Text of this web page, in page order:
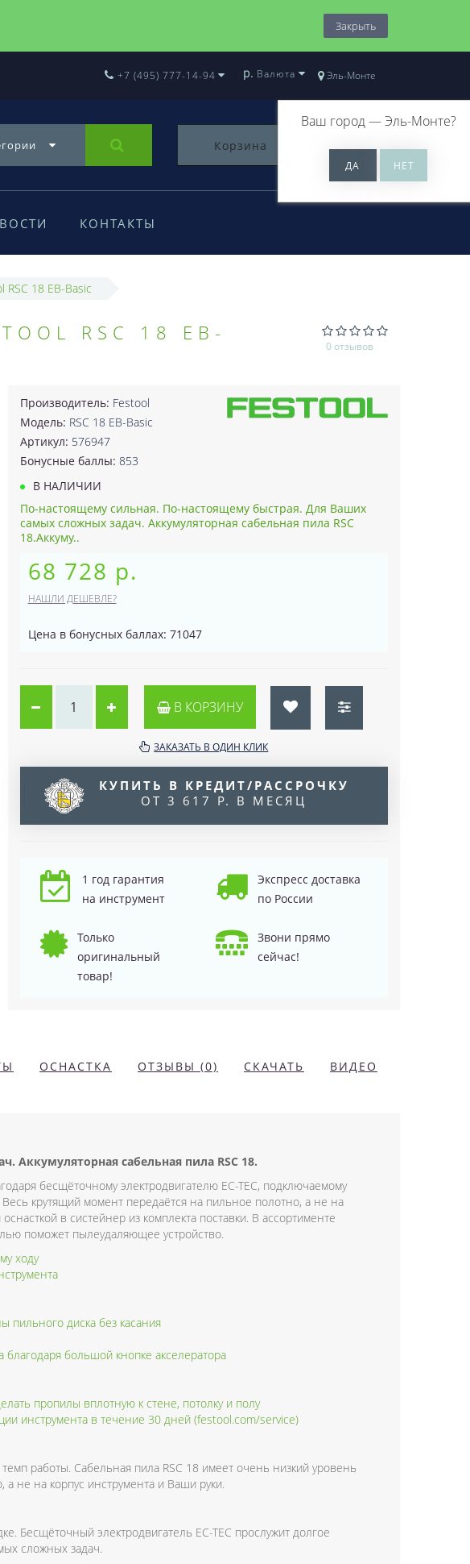
Закрыть
Эль-Монте
Ваш город —Эль-Монте?
+7 (495) 777-14-94 р. Валюта
Корзина 0
КОНТАКТЫ
RSC 18 EB-Basic
RSC 18 EB-
0 отзывов
Производитель: Festool
Модель: RSC 18 EB-Basic
Артикул: 576947
Бонусные баллы: 853
В НАЛИЧИИ
По-настоящему сильная. По-настоящему быстрая. Для Ваших
самых сложных задач. Аккумуляторная сабельная пила RSC
18.Аккуму..
68 728 р.
НАШЛИ ДЕШЕВЛЕ?
Цена в бонусных баллах: 71047
В КОРЗИНУ
ЗАКАЗАТЬ В ОДИН КЛИК
КУПИТЬ В КРЕДИТ/РАССРОЧКУ
ОТ 3 617 Р. В МЕСЯЦ
1 год гарантия
на инструмент
Экспресс доставка
по России
Только
оригинальный
товар!
Звони прямо
сейчас!
ОСНАСТКА ОТЗЫВЫ (0) СКАЧАТЬ ВИДЕО
сабельная пила RSC 18.
бесщёточному электродвигателю EC-TEC, подключаемому
крутящий момент передаётся на пильное полотно, а не на
в систейнер из комплекта поставки. В ассортименте
поможет пылеудаляющее устройство.
ходу
пильного диска без касания
большой кнопке акселератора
пропилы вплотную к стене, потолку и полу
инструмента в течение 30 дней (festool.com/service)
работы. Сабельная пила RSC 18 имеет очень низкий уровень
не на корпус инструмента и Ваши руки.
Бесщёточный электродвигатель EC-TEC прослужит долгое
сложных задач.